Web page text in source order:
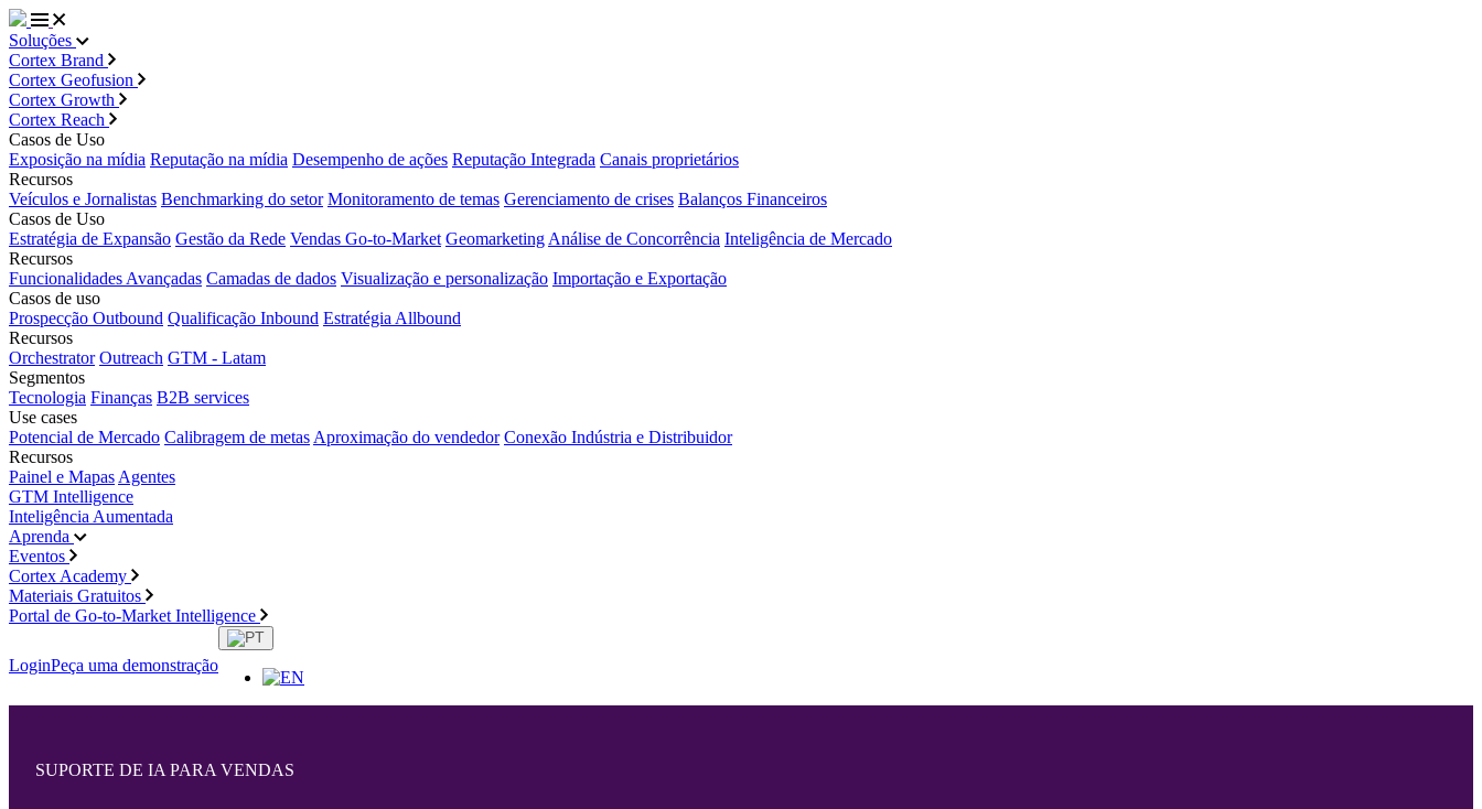
Soluções
Cortex Brand
Cortex Geofusion
Cortex Growth
Cortex Reach
Casos de Uso
Exposição na mídia Reputação na mídia Desempenho de ações Reputação Integrada Canais proprietários
Recursos
Veículos e Jornalistas Benchmarking do setor Monitoramento de temas Gerenciamento de crises Balanços Financeiros
Casos de Uso
Estratégia de Expansão Gestão da Rede Vendas Go-to-Market Geomarketing Análise de Concorrência Inteligência de Mercado
Recursos
Funcionalidades Avançadas Camadas de dados Visualização e personalização Importação e Exportação
Casos de uso
Prospecção Outbound Qualificação Inbound Estratégia Allbound
Recursos
Orchestrator Outreach GTM - Latam
Segmentos
Tecnologia Finanças B2B services
Use cases
Potencial de Mercado Calibragem de metas Aproximação do vendedor Conexão Indústria e Distribuidor
Recursos
Painel e Mapas Agentes
GTM Intelligence
Inteligência Aumentada
Aprenda
Eventos
Cortex Academy
Materiais Gratuitos
Portal de Go-to-Market Intelligence
LoginPeça uma demonstração
SUPORTE DE IA PARA VENDAS